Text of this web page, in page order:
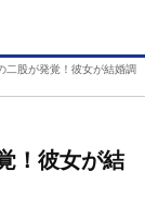
二股が発覚！彼女が結婚調
！彼女が結